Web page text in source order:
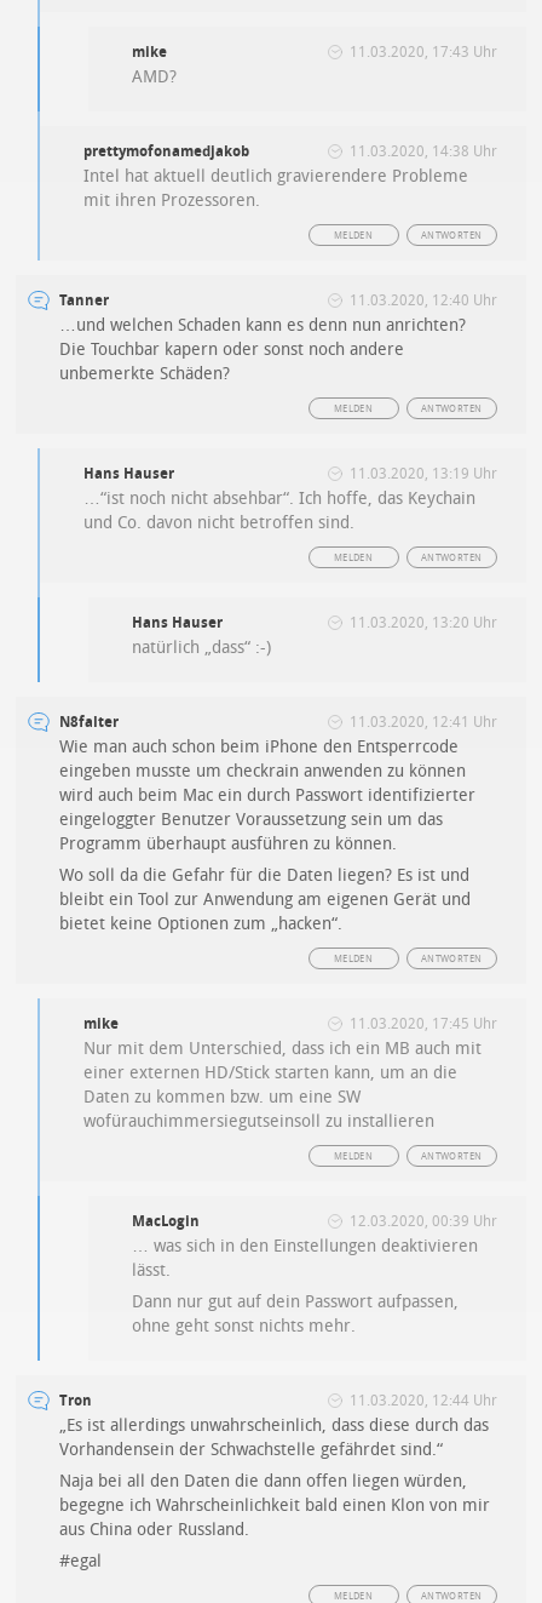
mike 11.03.2020, 17:43 Uhr
AMD?
prettymofonamedjakob 11.03.2020, 14:38 Uhr
Intel hat aktuell deutlich gravierendere Probleme
mit ihren Prozessoren.
ANTWORTEN
MELDEN
Tanner 11.03.2020, 12:40 Uhr
…und welchen Schaden kann es denn nun anrichten?
Die Touchbar kapern oder sonst noch andere
unbemerkte Schäden?
ANTWORTEN
MELDEN
Hans Hauser 11.03.2020, 13:19 Uhr
…“ist noch nicht absehbar“. Ich hoffe, das Keychain
und Co. davon nicht betroffen sind.
ANTWORTEN
MELDEN
Hans Hauser 11.03.2020, 13:20 Uhr
natürlich „dass“ :-)
N8falter 11.03.2020, 12:41 Uhr
Wie man auch schon beim iPhone den Entsperrcode
eingeben musste um checkrain anwenden zu können
wird auch beim Mac ein durch Passwort identifizierter
eingeloggter Benutzer Voraussetzung sein um das
Programm überhaupt ausführen zu können.
Wo soll da die Gefahr für die Daten liegen? Es ist und
bleibt ein Tool zur Anwendung am eigenen Gerät und
bietet keine Optionen zum „hacken“.
ANTWORTEN
MELDEN
mike 11.03.2020, 17:45 Uhr
Nur mit dem Unterschied, dass ich ein MB auch mit
einer externen HD/Stick starten kann, um an die
Daten zu kommen bzw. um eine SW
wofürauchimmersiegutseinsoll zu installieren
ANTWORTEN
MELDEN
MacLogin 12.03.2020, 00:39 Uhr
… was sich in den Einstellungen deaktivieren
lässt.
Dann nur gut auf dein Passwort aufpassen,
ohne geht sonst nichts mehr.
Tron 11.03.2020, 12:44 Uhr
„Es ist allerdings unwahrscheinlich, dass diese durch das
Vorhandensein der Schwachstelle gefährdet sind.“
Naja bei all den Daten die dann offen liegen würden,
begegne ich Wahrscheinlichkeit bald einen Klon von mir
aus China oder Russland.
#egal
ANTWORTEN
MELDEN